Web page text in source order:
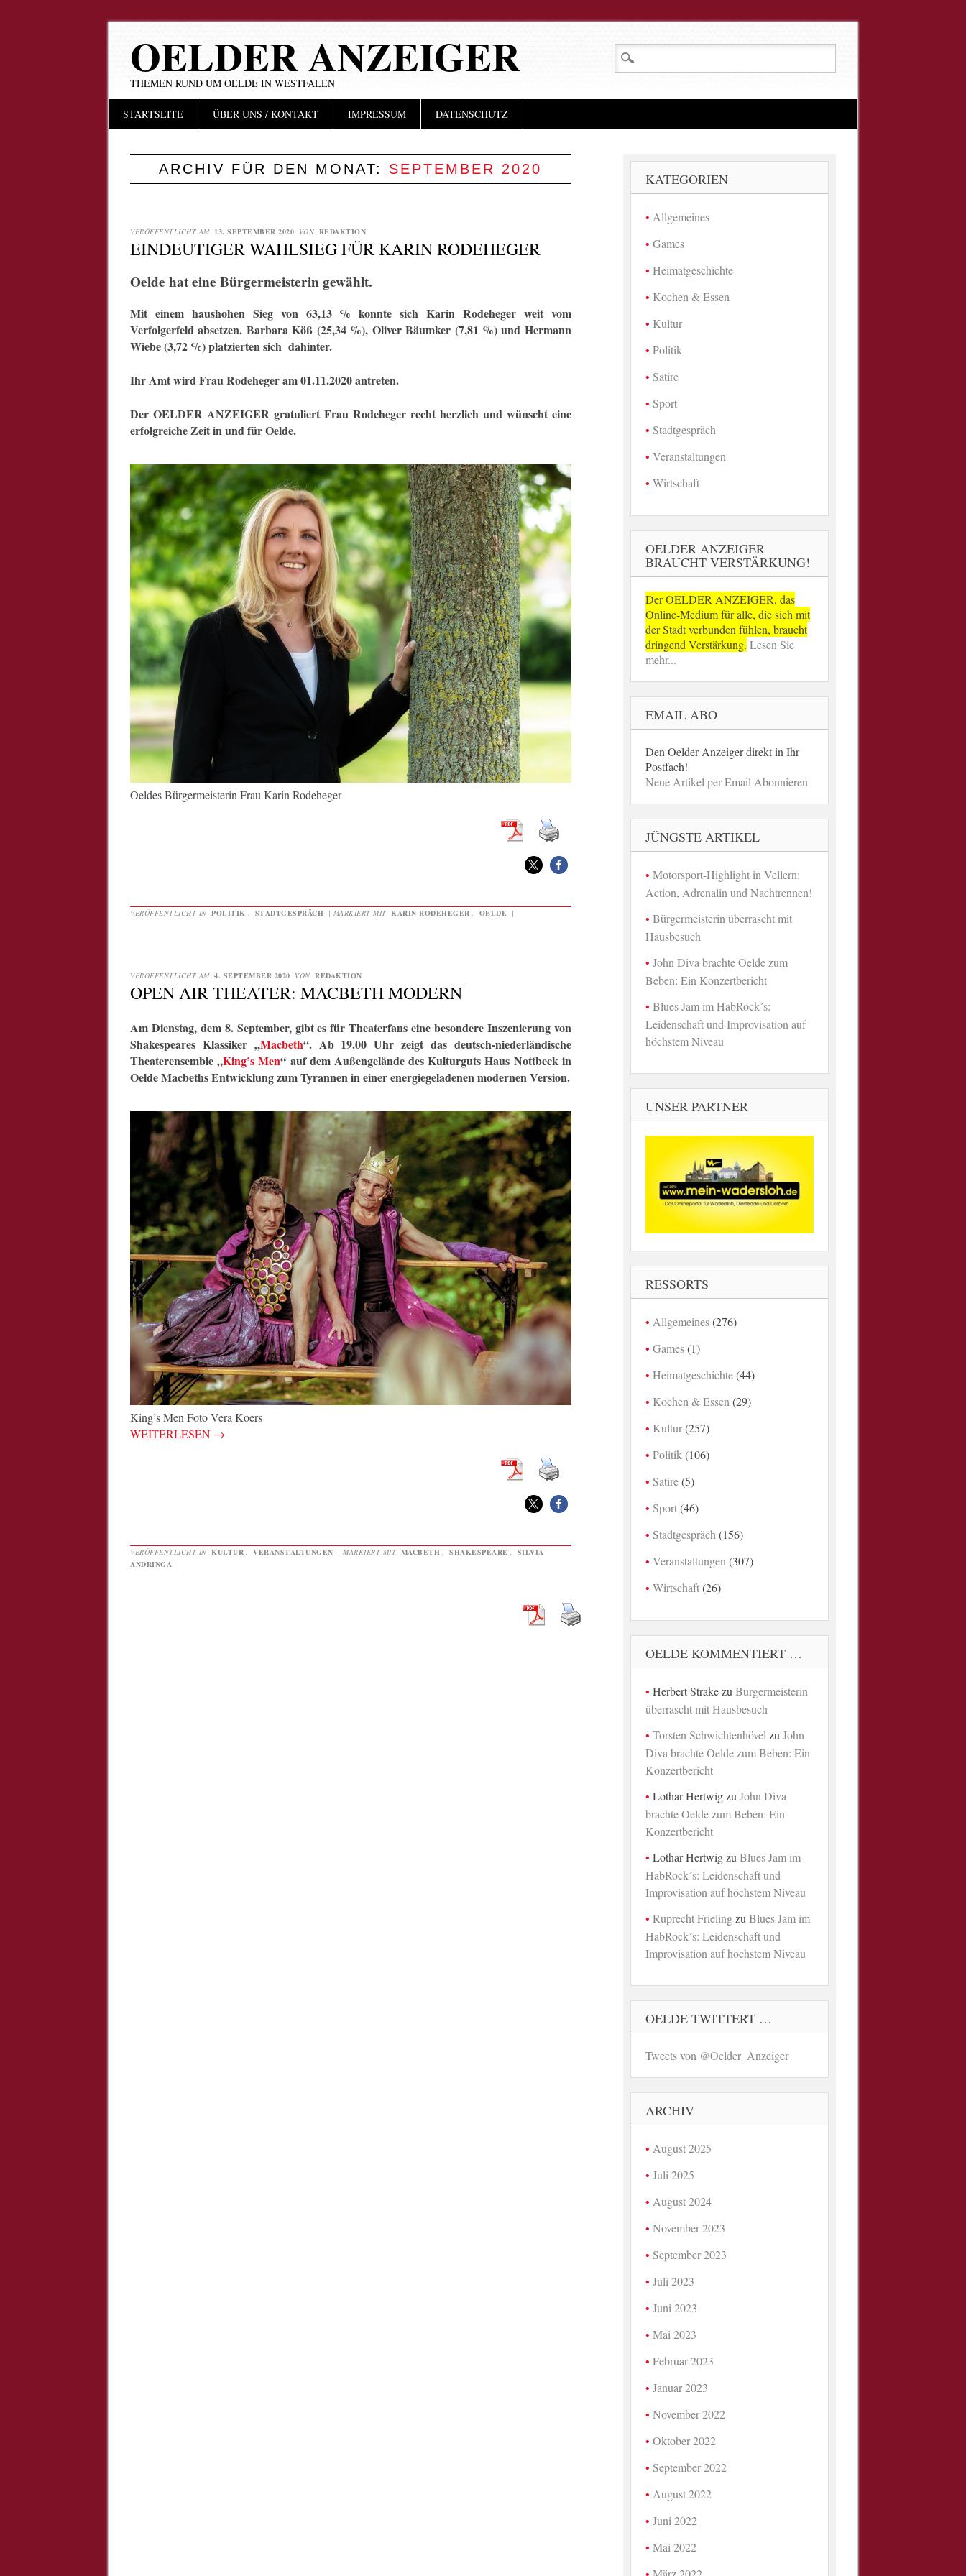
OELDER ANZEIGER
THEMEN RUND UM OELDE IN WESTFALEN
Hauptmenü
InhaltSTARTSEITE ÜBER UNS / KONTAKT IMPRESSUM DATENSCHUTZ
ARCHIV FÜR DEN MONAT: SEPTEMBER 2020
VERÖFFENTLICHT AM 13. SEPTEMBER 2020 VON REDAKTION
EINDEUTIGER WAHLSIEG FÜR KARIN RODEHEGER
Oelde hat eine Bürgermeisterin gewählt.
Mit einem haushohen Sieg von 63,13 % konnte sich Karin Rodeheger weit vom
Verfolgerfeld absetzen. Barbara Köß (25,34 %), Oliver Bäumker (7,81 %) und Hermann
Wiebe (3,72 %) platzierten sich dahinter.
Ihr Amt wird Frau Rodeheger am 01.11.2020 antreten.
Der OELDER ANZEIGER gratuliert Frau Rodeheger recht herzlich und wünscht eine
erfolgreiche Zeit in und für Oelde.
Oeldes Bürgermeisterin Frau Karin Rodeheger
VERÖFFENTLICHT IN POLITIK STADTGESPRÄCH | MARKIERT MIT KARIN RODEHEGER OELDE |
VERÖFFENTLICHT AM 4. SEPTEMBER 2020 VON REDAKTION
OPEN AIR THEATER: MACBETH MODERN
Am Dienstag, dem 8. September, gibt es für Theaterfans eine besondere Inszenierung von
Shakespeares Klassiker „Macbeth“. Ab 19.00 Uhr zeigt das deutsch-niederländische
Theaterensemble „King’s Men“ auf dem Außengelände des Kulturguts Haus Nottbeck in
Oelde Macbeths Entwicklung zum Tyrannen in einer energiegeladenen modernen Version.
King’s Men Foto Vera Koers
WEITERLESEN →
VERÖFFENTLICHT IN KULTUR , VERANSTALTUNGEN | MARKIERT MIT MACBETH , SHAKESPEARE ,
SILVIA
ANDRINGA |
KATEGORIEN
Allgemeines
Games
Heimatgeschichte
Kochen & Essen
Kultur
Politik
Satire
Sport
Stadtgespräch
Veranstaltungen
Wirtschaft
OELDER ANZEIGER
BRAUCHT VERSTÄRKUNG!
Der OELDER ANZEIGER, das
Online-Medium für alle, die sich mit
der Stadt verbunden fühlen, braucht
dringend Verstärkung. Lesen Sie
mehr...
EMAIL ABO
Den Oelder Anzeiger direkt in Ihr
Postfach!
Neue Artikel per Email Abonnieren
JÜNGSTE ARTIKEL
Motorsport-Highlight in Vellern:
Action, Adrenalin und Nachtrennen!
Bürgermeisterin überrascht mit
Hausbesuch
John Diva brachte Oelde zum
Beben: Ein Konzertbericht
Blues Jam im HabRock´s:
Leidenschaft und Improvisation auf
höchstem Niveau
UNSER PARTNER
RESSORTS
Allgemeines(276)
Games(1)
Heimatgeschichte(44)
Kochen & Essen (29)
Kultur(257)
Politik (106)
Satire(5)
Sport(46)
Stadtgespräch (156)
Veranstaltungen (307)
Wirtschaft(26)
OELDE KOMMENTIERT …
Herbert Strakezu Bürgermeisterin
überrascht mit Hausbesuch
Torsten Schwichtenhövel zu John
Diva brachte Oelde zum Beben: Ein
Konzertbericht
Lothar Hertwigzu John Diva
brachte Oelde zum Beben: Ein
Konzertbericht
Lothar Hertwigzu Blues Jam im
HabRock´s: Leidenschaft und
Improvisation auf höchstem Niveau
Ruprecht Frielingzu Blues Jam im
HabRock´s: Leidenschaft und
Improvisation auf höchstem Niveau
OELDE TWITTERT …
Tweets von @Oelder_Anzeiger
ARCHIV
August 2025
Juli 2025
August 2024
November 2023
September 2023
Juli 2023
Juni 2023
Mai 2023
Februar 2023
Januar 2023
November 2022
Oktober 2022
September 2022
August 2022
Juni 2022
Mai 2022